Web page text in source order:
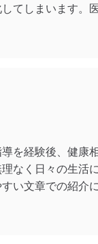
てしまいます。
を経験後、健
なく日々の生
い文章での紹介